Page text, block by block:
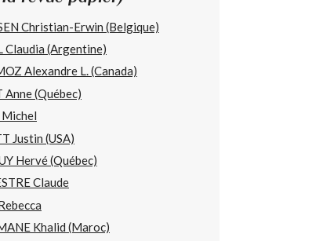
Christian-Erwin (Belgique)
Claudia (Argentine)
Alexandre L. (Canada)
Anne (Québec)
Justin (USA)
Hervé (Québec)
Claude
Khalid (Maroc)